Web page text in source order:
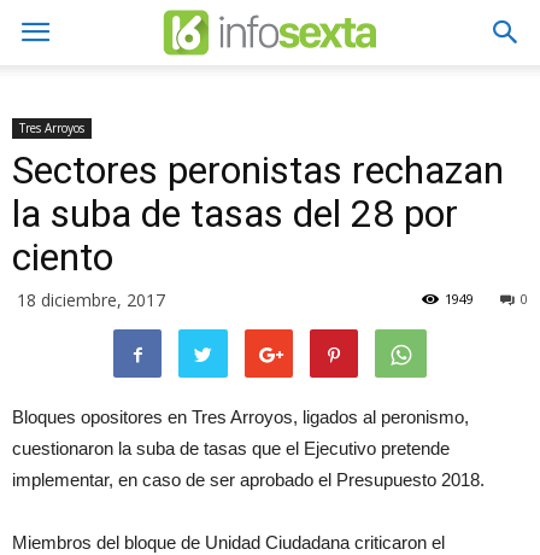
Tres Arroyos
Sectores peronistas rechazan
la suba de tasas del 28 por
ciento
18 diciembre, 2017 0
1949
Bloques opositores en Tres Arroyos, ligados al peronismo,
cuestionaron la suba de tasas que el Ejecutivo pretende
implementar, en caso de ser aprobado el Presupuesto 2018.
Miembros del bloque de Unidad Ciudadana criticaron el